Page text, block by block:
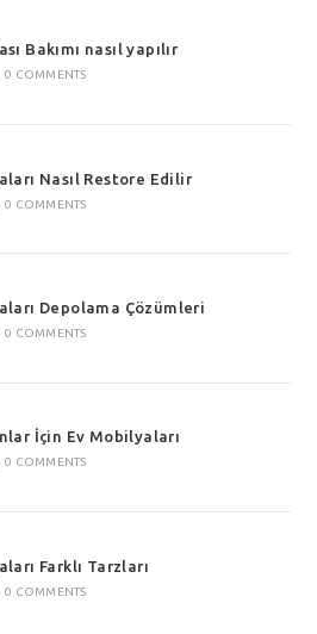
Bakımı nasıl yapılır
0 COMMENTS
Nasıl Restore Edilir
0 COMMENTS
Depolama Çözümleri
0 COMMENTS
İçin Ev Mobilyaları
0 COMMENTS
Farklı Tarzları
0 COMMENTS